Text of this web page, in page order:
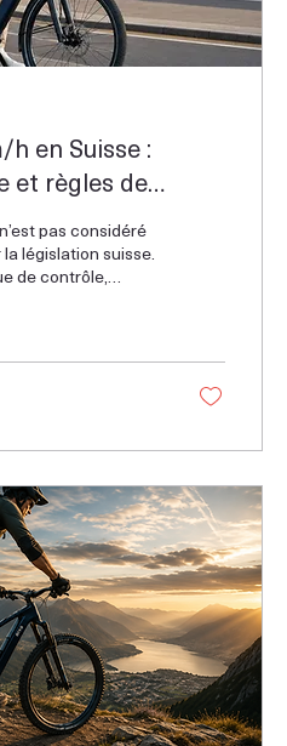
en Suisse :
et règles de
pas considéré
législation suisse.
de contrôle,